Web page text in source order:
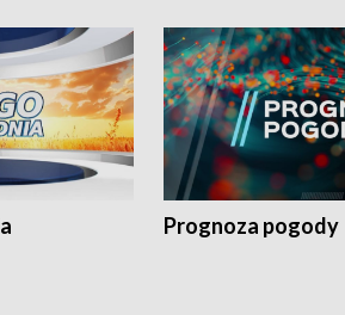
Prognoza pogody